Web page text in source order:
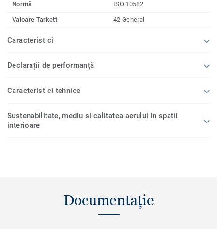
Normă
ISO 10582
Valoare Tarkett 42 General
Caracteristici
Declarații de performanță
Caracteristici tehnice
Sustenabilitate, mediu si calitatea aerului in spatii
interioare
Documentație